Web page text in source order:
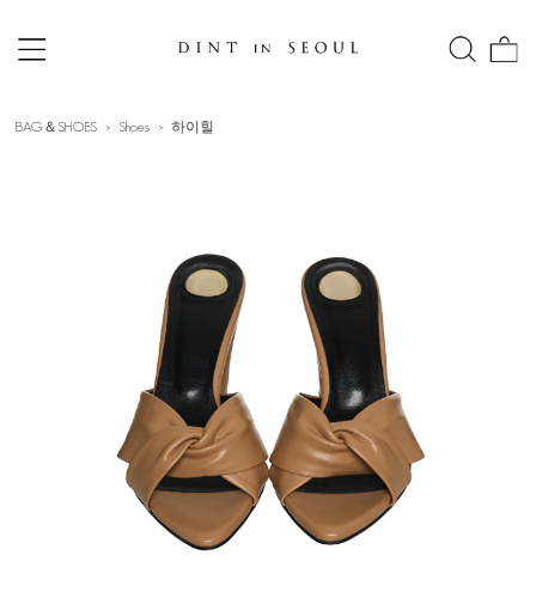
BAG＆SHOES Shoes 하이힐